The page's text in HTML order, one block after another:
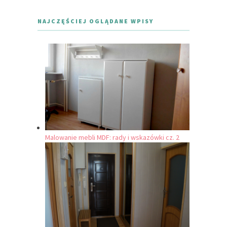
NAJCZĘŚCIEJ OGLĄDANE WPISY
Malowanie mebli MDF: rady i wskazówki cz. 2